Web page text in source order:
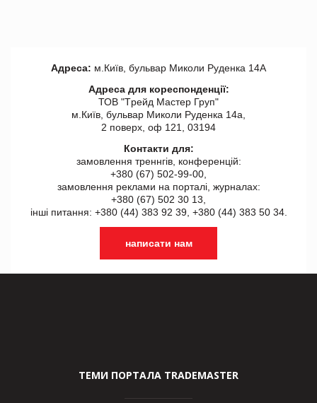
Адреса: м.Київ, бульвар Миколи Руденка 14А
Адреса для кореспонденції:
ТОВ "Tрейд Мастер Груп"
м.Київ, бульвар Миколи Руденка 14а,
2 поверх, оф 121, 03194
Контакти для:
замовлення треннгів, конференцій:
+380 (67) 502-99-00,
замовлення реклами на порталі, журналах:
+380 (67) 502 30 13,
інші питання: +380 (44) 383 92 39, +380 (44) 383 50 34.
написати нам
ТЕМИ ПОРТАЛА TRADEMASTER